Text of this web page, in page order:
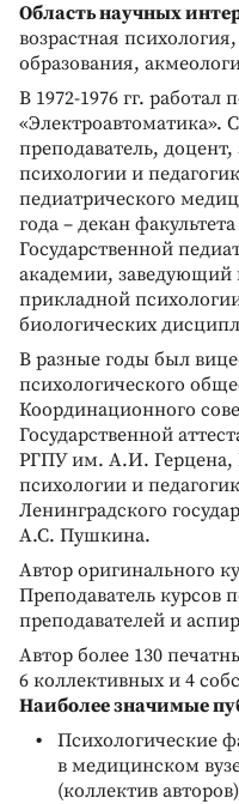
Область научных
возрастная
образования,
В 1972-1976 гг.
«Электроавтоматика».
преподаватель,
психологии и
педиатрического
года – декан
Государственной
академии,
прикладной
биологических
В разные годы был
психологического
Координационного
Государственной
РГПУ им. А.И. Герцена,
психологии и
Ленинградского
А.С. Пушкина.
Автор оригинального
Преподаватель
преподавателей и
Автор более 130
6 коллективных и 4
Наиболее значимые
Психологические
в медицинском
(коллектив авторов)